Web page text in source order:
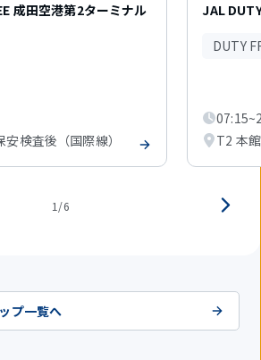
成田空港第2ターミナル
検査後（国際線）
JAL
DUTY
T2 本
1/6
プ一覧へ